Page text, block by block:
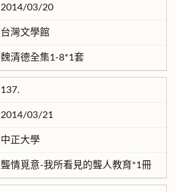
2014/03/20
台灣文學館
魏清德全集1-8*1套
137.
2014/03/21
中正大學
聾情覓意-我所看見的聾人教育*1冊